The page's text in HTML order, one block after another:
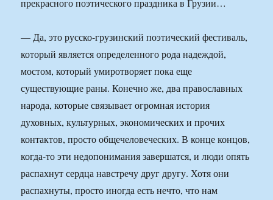
прекрасного поэтического праздника в Грузии…
— Да, это русско-грузинский поэтический фестиваль,
который является определенного рода надеждой,
мостом, который умиротворяет пока еще
существующие раны. Конечно же, два православных
народа, которые связывает огромная история
духовных, культурных, экономических и прочих
контактов, просто общечеловеческих. В конце концов,
когда-то эти недопонимания завершатся, и люди опять
распахнут сердца навстречу друг другу. Хотя они
распахнуты, просто иногда есть нечто, что нам